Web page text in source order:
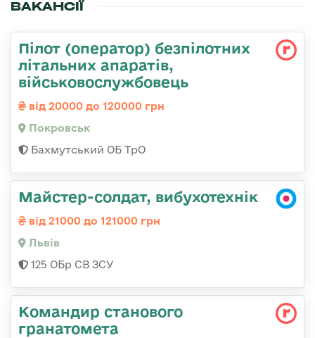
ВАКАНСІЇ
Пілот (оператор) безпілотних
літальних апаратів,
військовослужбовець
від 20000 до 120000 грн
Покровськ
Бахмутський ОБ ТрО
Майстер-солдат, вибухотехнік
від 21000 до 121000 грн
Львів
125 ОБр СВ ЗСУ
Командир станового
гранатомета